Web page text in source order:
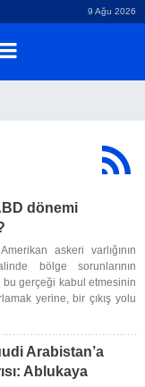
9 Ağu 2026
dönemi
askeri varlığının
bölge sorunlarının
gerçeği kabul etmesinin
yerine, bir çıkış yolu
Arabistan’a
Ablukaya